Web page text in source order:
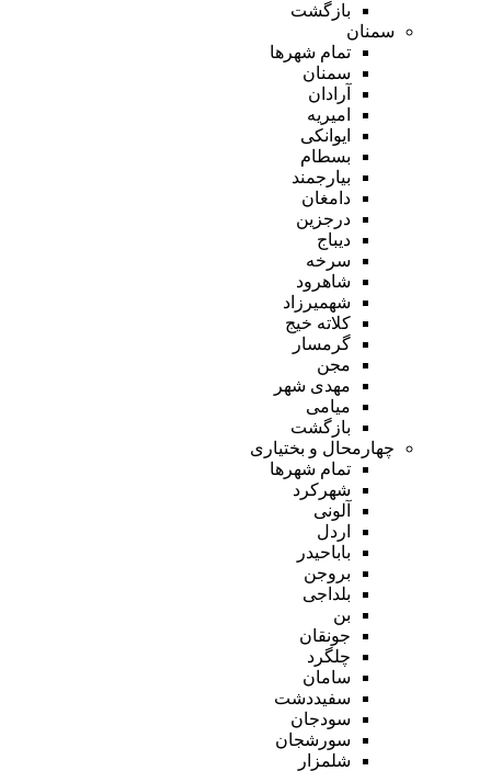
بازگشت
سمنان
تمام شهر‌ها
سمنان
آرادان
امیریه
ایوانکی
بسطام
بیارجمند
دامغان
درجزین
دیباج
سرخه
شاهرود
شهمیرزاد
کلاته خیج
گرمسار
مجن
مهدی شهر
میامی
بازگشت
چهارمحال و بختیاری
تمام شهر‌ها
شهرکرد
آلونی
اردل
باباحیدر
بروجن
بلداجی
بن
جونقان
چلگرد
سامان
سفیددشت
سودجان
سورشجان
شلمزار